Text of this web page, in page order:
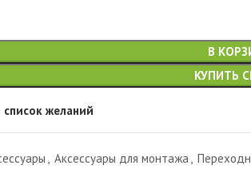
В
КУПИТЬ
желаний
, Аксессуары для монтажа ,